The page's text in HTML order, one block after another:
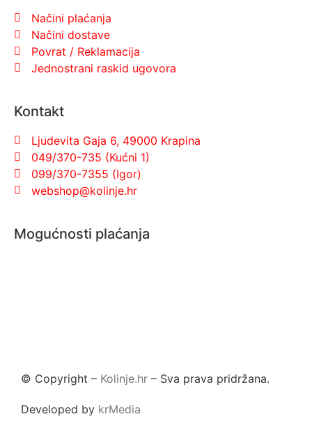
Načini plaćanja
Načini dostave
Povrat / Reklamacija
Jednostrani raskid ugovora
Kontakt
Ljudevita Gaja 6, 49000 Krapina
049/370-735 (Kućni 1)
099/370-7355 (Igor)
webshop@kolinje.hr
Mogućnosti plaćanja
© Copyright – Kolinje.hr – Sva prava pridržana.
Developed by krMedia